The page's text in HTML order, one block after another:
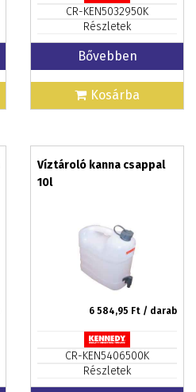
CR-KEN5032950K
Részletek
Bővebben
Kosárba
Víztároló kanna csappal
10l
6 584,95 Ft / darab
CR-KEN5406500K
Részletek